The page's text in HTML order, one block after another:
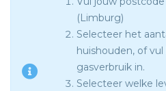
(Limburg)
Selecteer het
huishouden, of
gasverbruik in.
Selecteer welke